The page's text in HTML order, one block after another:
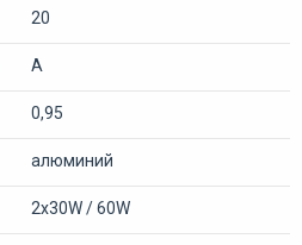
20
A
0,95
алюминий
2х30W / 60W